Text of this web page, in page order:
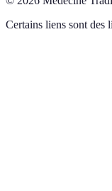
Certains liens sont des